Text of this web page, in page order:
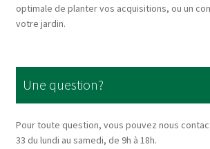
optimale de planter vos acquisitions, ou un
votre jardin.
Une question?
Pour toute question, vous pouvez nous
33 du lundi au samedi, de 9h à 18h.